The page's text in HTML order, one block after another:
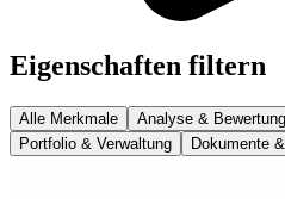
Eigenschaften filtern
Alle Merkmale Analyse & Bewertung
Portfolio & Verwaltung
Dokumente